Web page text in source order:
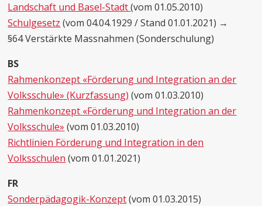
Landschaft und Basel-Stadt(vom 01.05.2010)
Schulgesetz (vom 04.04.1929 / Stand 01.01.2021) →
§64 Verstärkte Massnahmen (Sonderschulung)
BS
Rahmenkonzept «Förderung und Integration an der
Volksschule» (Kurzfassung) (vom 01.03.2010)
Rahmenkonzept «Förderung und Integration an der
Volksschule» (vom 01.03.2010)
Richtlinien Förderung und Integration in den
Volksschulen (vom 01.01.2021)
FR
Sonderpädagogik-Konzept(vom 01.03.2015)